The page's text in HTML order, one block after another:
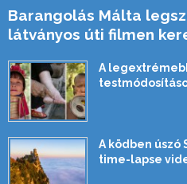
Barangolás Málta
látványos úti filmen
A
A ködben úszó
time-lapse